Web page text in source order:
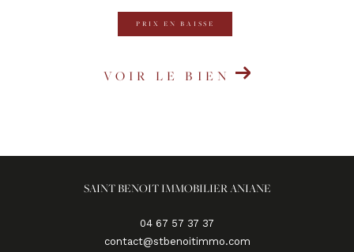
PRIX EN BAISSE
VOIR LE BIEN
SAINT BENOIT IMMOBILIER ANIANE
04 67 57 37 37
contact@stbenoitimmo.com